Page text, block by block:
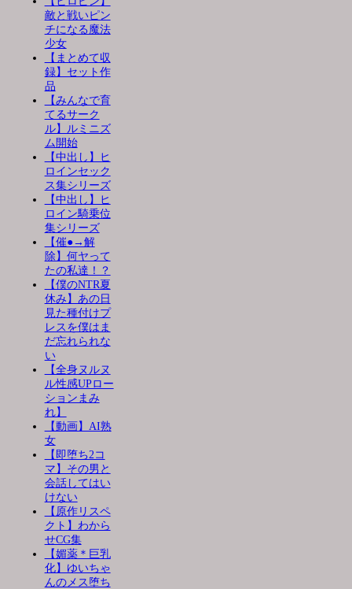
敵と戦いピン
チになる魔法
少女
【まとめて収
録】セット作
品
【みんなで育
てるサーク
ル】ルミニズ
ム開始
【中出し】ヒ
ロインセック
ス集シリーズ
【中出し】ヒ
ロイン騎乗位
集シリーズ
【催●→解
除】何ヤって
たの私達！？
【僕のNTR夏
休み】あの日
見た種付けプ
レスを僕はま
だ忘れられな
い
【全身ヌルヌ
ル性感UPロー
ションまみ
れ】
【動画】AI熟
女
【即堕ち2コ
マ】その男と
会話してはい
けない
【原作リスペ
クト】わから
せCG集
【媚薬＊巨乳
化】ゆいちゃ
んのメス堕ち